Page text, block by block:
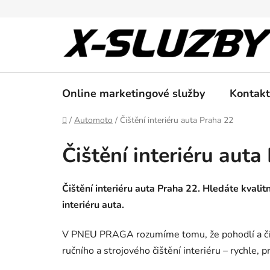
Online marketingové služby
Domů
/ Automoto / Čištění interiéru auta Praha 22
Čištění interiéru auta
Čištění interiéru auta Praha 22. Hledáte
interiéru auta.
V PNEU PRAGA rozumíme tomu, že pohodlí a
ručního a strojového čištění interiéru – rychle,